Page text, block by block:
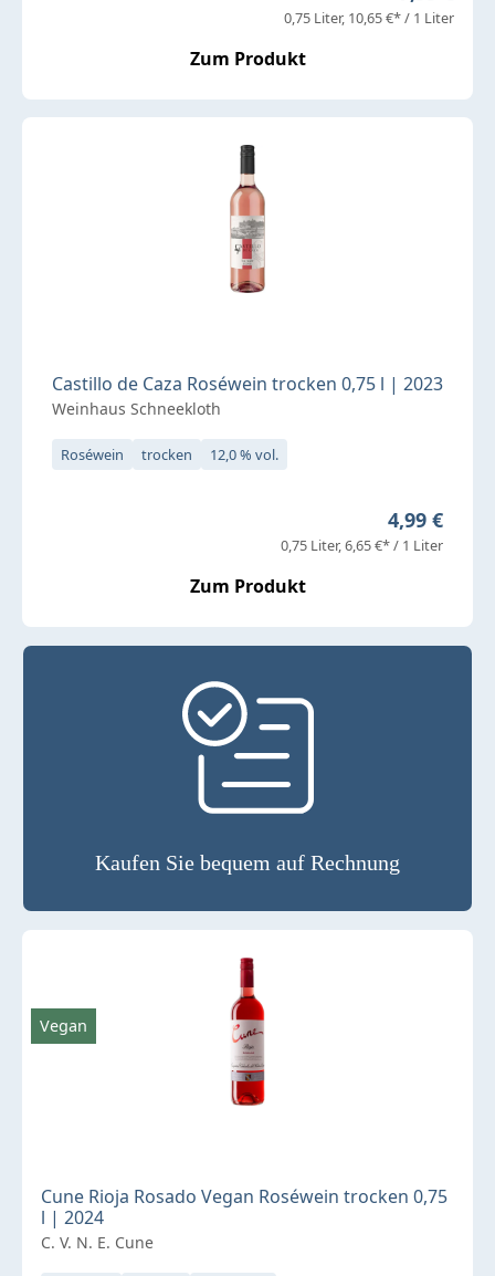
0,75 Liter 10,65 €* / 1 Liter
Zum Produkt
Castillo de Caza Roséwein trocken 0,75 l | 2023
Weinhaus Schneekloth
Roséwein trocken 12,0 % vol.
Regulärer
4,99 €
0,75 Liter 6,65 €* / 1 Liter
Zum Produkt
Kaufen Sie bequem auf Rechnung
Cune Rioja Rosado Vegan Roséwein trocken 0,75
l | 2024
C. V. N. E. Cune
Vegan